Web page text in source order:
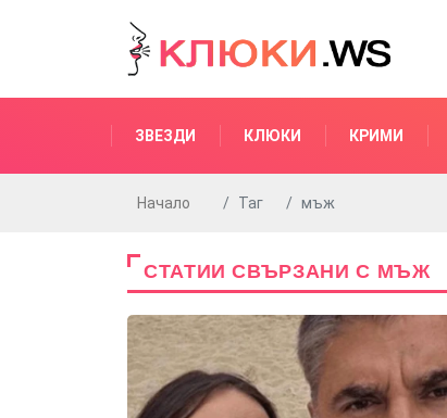
ЗВЕЗДИ КЛЮКИ КРИМИ
Начало Таг мъж
СТАТИИ СВЪРЗАНИ С МЪЖ